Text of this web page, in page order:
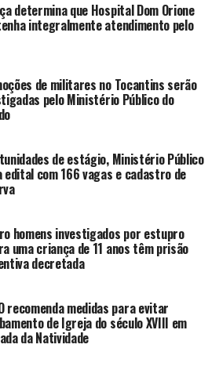
determina que Hospital Dom Orione
integralmente atendimento pelo
de militares no Tocantins serão
pelo Ministério Público do
de estágio, Ministério Público
edital com 166 vagas e cadastro de
homens investigados por estupro
uma criança de 11 anos têm prisão
decretada
recomenda medidas para evitar
de Igreja do século XVIII em
da Natividade